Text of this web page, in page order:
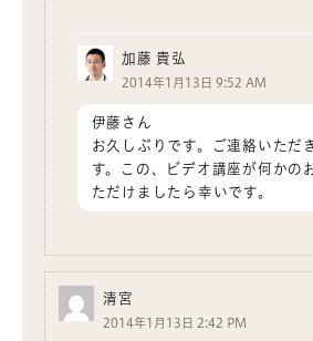
加藤 貴弘
2014年1月13日 9:52 AM
伊藤さん
お久しぶりです。ご連絡いただ
す。この、ビデオ講座が何かの
ただけましたら幸いです。
清宮
2014年1月13日 2:42 PM